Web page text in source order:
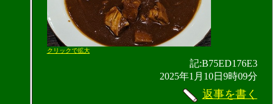
クリックで拡大
記:B75ED176E3
2025年1月10日9時09分
返事を書く